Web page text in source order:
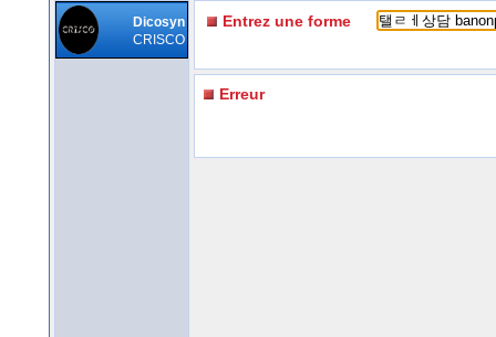
Dicosyn
CRISCO
Entrez une forme
Erreur